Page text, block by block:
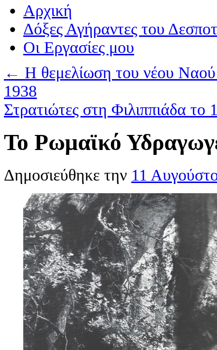
Αρχική
Δόξες Αγήραντες του
Οι Eργασίες μου
← Η θεμελίωση του νέου
1938
Στρατιώτες στη Φιλιππιάδα
Το Ρωμαϊκό
Δημοσιεύθηκε την 11